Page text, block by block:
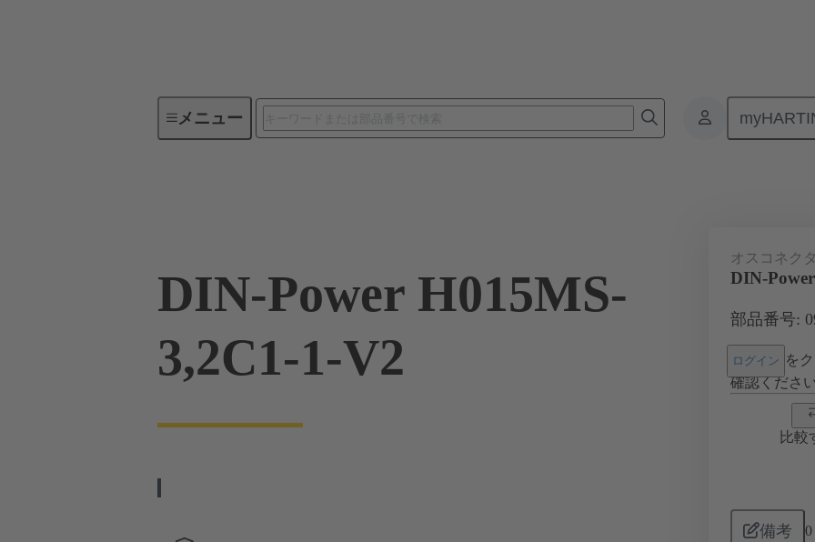
メニューデバイスコネクティビティ マザーボード
DIN-Power H015MS-
3,2C1-1-V2
オスコネク
DIN-
部品番号:
ログイン を
確認くださ
比較
備考 0